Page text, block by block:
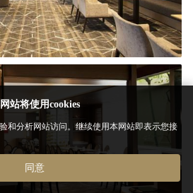
站将使用cookies
和分析网站访问。继续使用本网站即表示您接
同意